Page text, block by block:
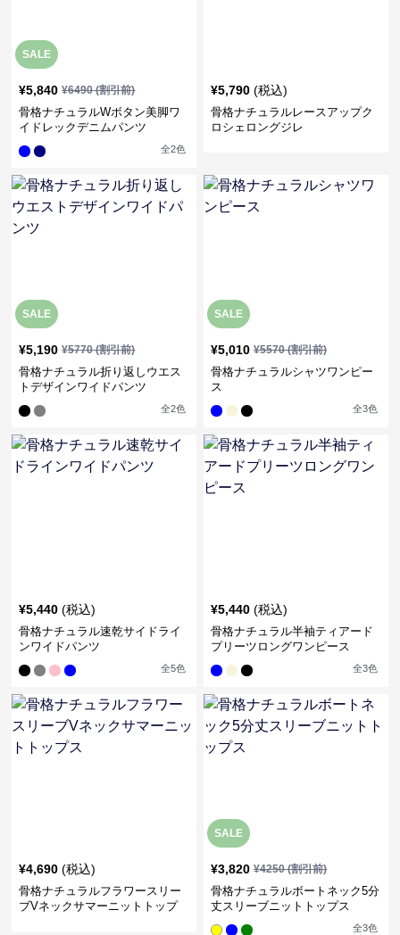
SALE
¥5,840 ¥6490(割引前)
骨格ナチュラルWボタン美脚ワ
イドレックデニムパンツ
全2色
¥5,790 (税込)
骨格ナチュラルレースアップク
ロシェロングジレ
SALE
¥5,190 ¥5770(割引前)
骨格ナチュラル折り返しウエス
トデザインワイドパンツ
全2色
SALE
¥5,010 ¥5570(割引前)
骨格ナチュラルシャツワンピー
ス
全3色
¥5,440 (税込)
骨格ナチュラル速乾サイドライ
ンワイドパンツ
全5色
¥5,440 (税込)
骨格ナチュラル半袖ティアード
プリーツロングワンピース
全3色
¥4,690 (税込)
骨格ナチュラルフラワースリー
ブVネックサマーニットトップ
SALE
¥3,820 ¥4250(割引前)
骨格ナチュラルボートネック5分
丈スリーブニットトップス
全3色